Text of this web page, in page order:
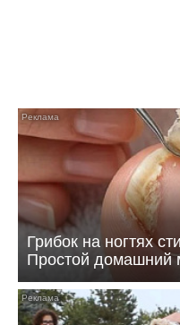
Грибок на ногтях
Простой домашний